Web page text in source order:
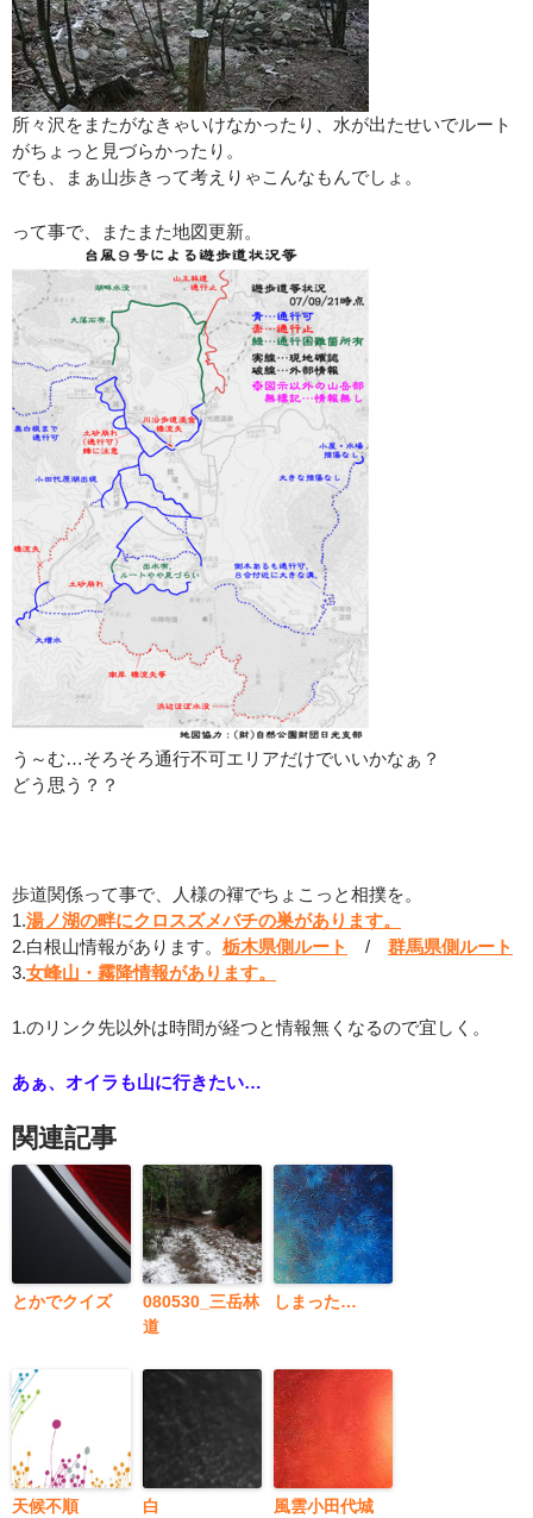
所々沢をまたがなきゃいけなかったり、水が出たせいでルート
がちょっと見づらかったり。
でも、まぁ山歩きって考えりゃこんなもんでしょ。
って事で、またまた地図更新。
う～む…そろそろ通行不可エリアだけでいいかなぁ？
どう思う？？
歩道関係って事で、人様の褌でちょこっと相撲を。
1.湯ノ湖の畔にクロスズメバチの巣があります。
2.白根山情報があります。 栃木県側ルート / 群馬県側ルート
3.女峰山・霧降情報があります。
1.のリンク先以外は時間が経つと情報無くなるので宜しく。
あぁ、オイラも山に行きたい…
関連記事
とかでクイズ
080530_三岳林
道
しまった…
天候不順 白 風雲小田代城